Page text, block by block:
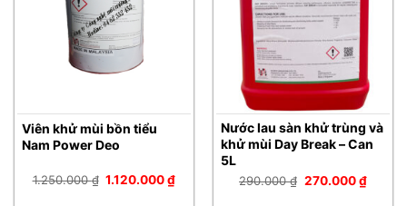
Viên khử mùi bồn tiểu
Nam Power Deo
1.250.000₫ Giá
1.120.000₫Giá
Nước lau sàn khử trùng và
khử mùi Day Break – Can
5L
290.000₫ Giá
270.000₫Giá
hiện